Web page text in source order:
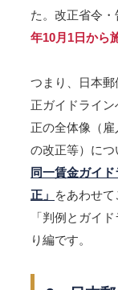
た。改正省令・
年10月1日から
つまり、日本
正ガイドライ
正の全体像（
の改正等）につ
同一賃金ガイ
正」 をあわせ
「判例とガイ
り編です。